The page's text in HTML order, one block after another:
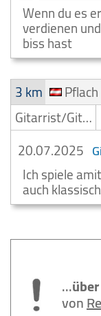
Wenn du es
verdienen
biss hast
3 km
Pflach
Gitarrist/Gitarrenspieler
20.07.2025
Ich spiele
auch
...
von